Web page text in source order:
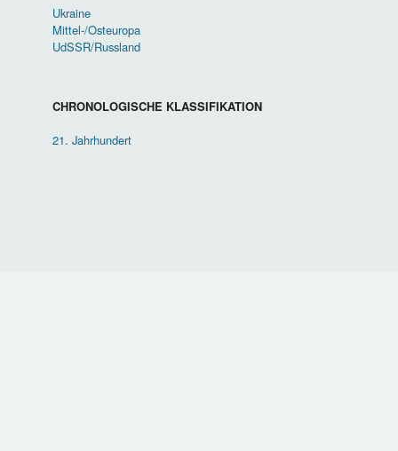
Ukraine
Mittel-/Osteuropa
UdSSR/Russland
CHRONOLOGISCHE KLASSIFIKATION
21. Jahrhundert